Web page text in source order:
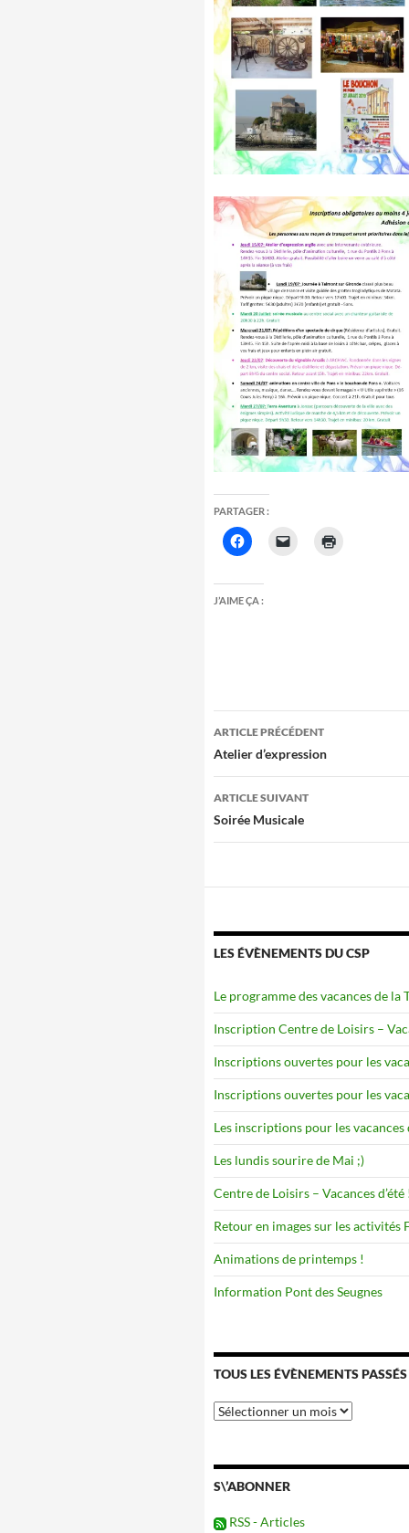
PARTAGER :
J’AIME ÇA :
Navigation
des
articles
ARTICLE PRÉCÉDENT
Atelier d’expression
ARTICLE SUIVANT
Soirée Musicale
LES ÉVÈNEMENTS DU CSP
Le programme des vacances de la
Inscription Centre de Loisirs –
Inscriptions ouvertes pour les
Inscriptions ouvertes pour les
Les inscriptions pour les
Les lundis sourire de Mai ;)
Centre de Loisirs – Vacances d’été
Retour en images sur les activités
Animations de printemps !
Information Pont des Seugnes
TOUS LES ÉVÈNEMENTS PASSÉS
Tous
les
S\’ABONNER
RSS - Articles